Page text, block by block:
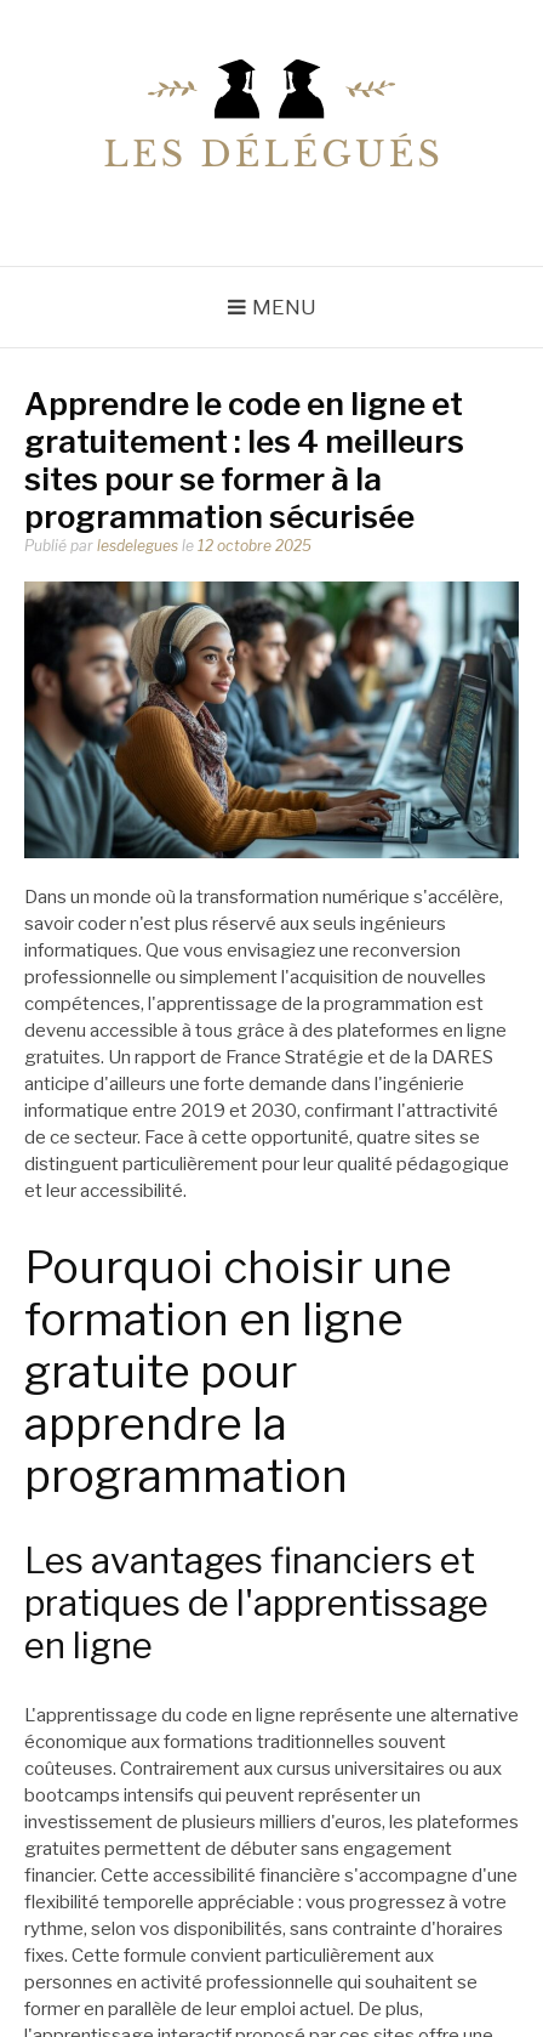
MENU
Apprendre le code en ligne et
gratuitement : les 4 meilleurs
sites pour se former à la
programmation sécurisée
Publié par lesdelegues le 12 octobre 2025
Dans un monde où la transformation numérique s'accélère,
savoir coder n'est plus réservé aux seuls ingénieurs
informatiques. Que vous envisagiez une reconversion
professionnelle ou simplement l'acquisition de nouvelles
compétences, l'apprentissage de la programmation est
devenu accessible à tous grâce à des plateformes en ligne
gratuites. Un rapport de France Stratégie et de la DARES
anticipe d'ailleurs une forte demande dans l'ingénierie
informatique entre 2019 et 2030, confirmant l'attractivité
de ce secteur. Face à cette opportunité, quatre sites se
distinguent particulièrement pour leur qualité pédagogique
et leur accessibilité.
Pourquoi choisir une
formation en ligne
gratuite pour
apprendre la
programmation
Les avantages financiers et
pratiques de l'apprentissage
en ligne
L'apprentissage du code en ligne représente une alternative
économique aux formations traditionnelles souvent
coûteuses. Contrairement aux cursus universitaires ou aux
bootcamps intensifs qui peuvent représenter un
investissement de plusieurs milliers d'euros, les plateformes
gratuites permettent de débuter sans engagement
financier. Cette accessibilité financière s'accompagne d'une
flexibilité temporelle appréciable : vous progressez à votre
rythme, selon vos disponibilités, sans contrainte d'horaires
fixes. Cette formule convient particulièrement aux
personnes en activité professionnelle qui souhaitent se
former en parallèle de leur emploi actuel. De plus,